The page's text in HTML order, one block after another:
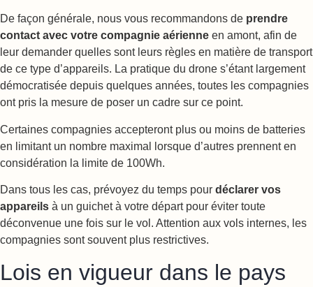
De façon générale, nous vous recommandons de prendre
contact avec votre compagnie aérienne en amont, afin de
leur demander quelles sont leurs règles en matière de transport
de ce type d’appareils. La pratique du drone s’étant largement
démocratisée depuis quelques années, toutes les compagnies
ont pris la mesure de poser un cadre sur ce point.
Certaines compagnies accepteront plus ou moins de batteries
en limitant un nombre maximal lorsque d’autres prennent en
considération la limite de 100Wh.
Dans tous les cas, prévoyez du temps pour déclarer vos
appareils à un guichet à votre départ pour éviter toute
déconvenue une fois sur le vol. Attention aux vols internes, les
compagnies sont souvent plus restrictives.
Lois en vigueur dans le pays